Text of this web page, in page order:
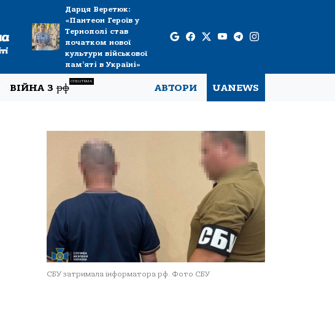
Дарця Веретюк:
«Пантеон Героїв у
Тернополі став
початком нової
культури військової
пам’яті в Україні»
ВІЙНА Зрф
СПЕЦТЕМА
АВТОРИ UANEWS
СБУ затримала інформатора рф. Фото СБУ